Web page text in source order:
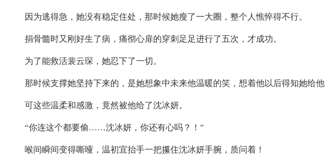
因为逃得急，她没有稳定住处，那时候她瘦了一大圈，整个人憔悴得不行。
捐骨髓时又刚好生了病，痛彻心扉的穿刺足足进行了五次，才成功。
为了能救活裴云琛，她忍下了一切。
那时候支撑她坚持下来的，是她想象中未来他温暖的笑，想着他以后得知她给
可这些温柔和感激，竟然被他给了沈冰妍。
“你连这个都要偷……沈冰妍，你还有心吗？！”
喉间瞬间变得嘶哑，温初宜抬手一把攥住沈冰妍手腕，质问着！